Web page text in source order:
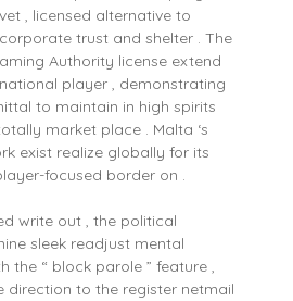
, licensed alternative to
trust and shelter . The
Authority license extend
player , demonstrating
to maintain in high spirits
market place . Malta ‘s
exist realize globally for its
focused border on .
write out , the political
sleek readjust mental
the “ block parole ” feature ,
direction to the register netmail